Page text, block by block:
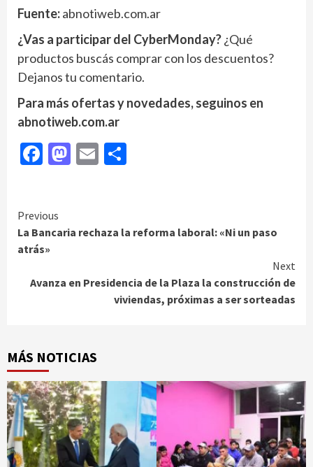
Fuente:abnotiweb.com.ar
¿Vas a participar del CyberMonday?¿Qué
productos buscás comprar con los descuentos?
Dejanos tu comentario.
Para más ofertas y novedades, seguinos en
abnotiweb.com.ar
Facebook
Mastodon
Email
Continue
Reading
Previous
La Bancaria rechaza la reforma laboral: «Ni un paso
atrás»
Next
Avanza en Presidencia de la Plaza la construcción de
viviendas, próximas a ser sorteadas
MÁS NOTICIAS